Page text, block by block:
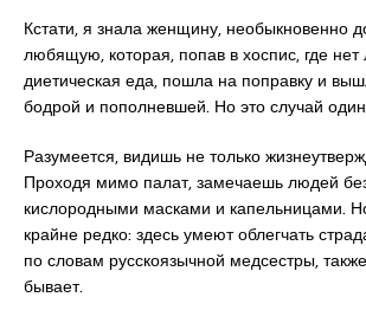
Кстати, я знала женщину, необыкновенно
любящую, которая, попав в хоспис, где нет
диетическая еда, пошла на поправку и
бодрой и пополневшей. Но это случай
Разумеется, видишь не только
Проходя мимо палат, замечаешь людей
кислородными масками и капельницами.
крайне редко: здесь умеют облегчать
по словам русскоязычной медсестры,
бывает.